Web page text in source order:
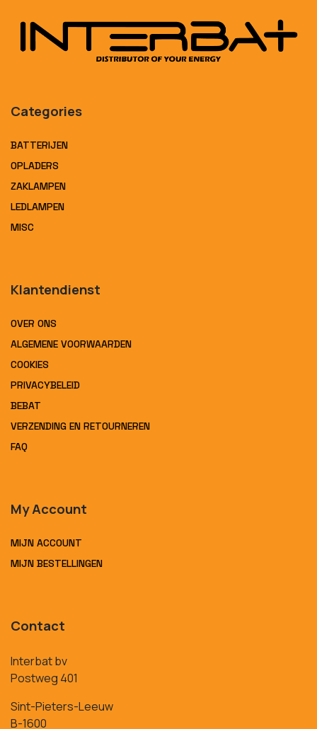
Categories
BATTERIJEN
OPLADERS
ZAKLAMPEN
LEDLAMPEN
MISC
Klantendienst
OVER ONS
ALGEMENE VOORWAARDEN
COOKIES
PRIVACYBELEID
BEBAT
VERZENDING EN RETOURNEREN
FAQ
My Account
MIJN ACCOUNT
MIJN BESTELLINGEN
Contact
Interbat bv
Postweg 401
Sint-Pieters-Leeuw
B-1600